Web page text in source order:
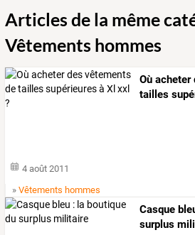
Articles de la même
Vêtements hommes
Où
tailles
4 août 2011
»Vêtements hommes
Casque
surplus